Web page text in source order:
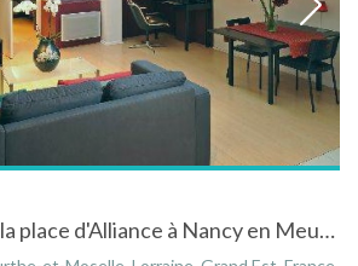
Appartement sur la place d'Alliance à Nancy en Meurthe-et-Moselle en Lorraine